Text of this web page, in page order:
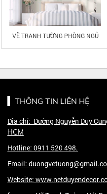
VẼ TRANH TƯỜNG PHÒNG NGỦ
THÔNG TIN LIÊN HỆ
Đia chỉ: Đường Nguyễn Duy
HCM
Hotline: 0911 520 498.
Email:
Website: